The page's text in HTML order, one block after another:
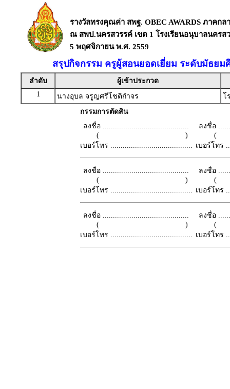
รางวัลทรงคุณค่า สพฐ. OBEC AWARDS ภาคก
ณ สพป.นครสวรรค์ เขต 1 โรงเรียนอนุบาลนคร
5 พฤศจิกายน พ.ศ. 2559
สรุปกิจกรรม ครูผู้สอนยอดเยี่ยม ระดับมัธย
ลำดับ
ผู้เข้าประกวด
1
นางอุบล จรูญศรีโชติกำจร
โ
กรรมการตัดสิน
ลงชื่อ ..........................................
( )
เบอร์โทร ........................................
ลงชื่อ
เบอร์โทร
ลงชื่อ ..........................................
( )
เบอร์โทร ........................................
ลงชื่อ
เบอร์โทร
ลงชื่อ ..........................................
( )
เบอร์โทร ........................................
ลงชื่อ
เบอร์โทร